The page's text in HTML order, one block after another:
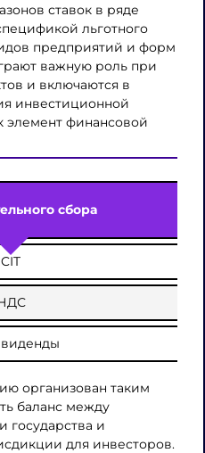
ставок в ряде
льготного
предприятий и форм
важную роль при
и включаются в
инвестиционной
элемент финансовой
сбора
CIT
организован таким
баланс между
государства и
для инвесторов.